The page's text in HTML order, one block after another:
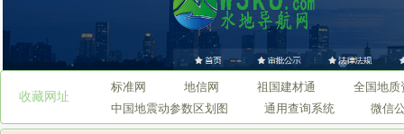
收藏网址
标准网 地信网 祖国建材通
全国地质
中国地震动参数区划图
通用查询系统 微信